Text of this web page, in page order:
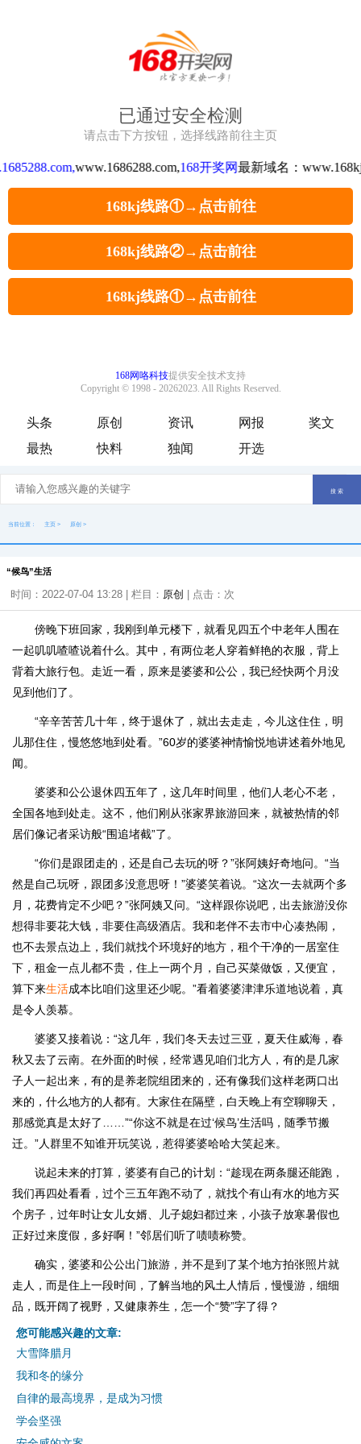
头条 原创 资讯 网报
奖文
最热
快料 独闻 开选
当前位置： 主页 > 原创 >
“候鸟”生活
时间：2022-07-04 13:28 | 栏目： 原创 | 点击： 次
傍晚下班回家，我刚到单元楼下，就看见四五个中老年人围在
一起叽叽喳喳说着什么。其中，有两位老人穿着鲜艳的衣服，背上
背着大旅行包。走近一看，原来是婆婆和公公，我已经快两个月没
见到他们了。
“辛辛苦苦几十年，终于退休了，就出去走走，今儿这住住，明
儿那住住，慢悠悠地到处看。”60岁的婆婆神情愉悦地讲述着外地见
闻。
婆婆和公公退休四五年了，这几年时间里，他们人老心不老，
全国各地到处走。这不，他们刚从张家界旅游回来，就被热情的邻
居们像记者采访般“围追堵截”了。
“你们是跟团走的，还是自己去玩的呀？”张阿姨好奇地问。“当
然是自己玩呀，跟团多没意思呀！”婆婆笑着说。“这次一去就两个多
月，花费肯定不少吧？”张阿姨又问。“这样跟你说吧，出去旅游没你
想得非要花大钱，非要住高级酒店。我和老伴不去市中心凑热闹，
也不去景点边上，我们就找个环境好的地方，租个干净的一居室住
下，租金一点儿都不贵，住上一两个月，自己买菜做饭，又便宜，
算下来生活成本比咱们这里还少呢。”看着婆婆津津乐道地说着，真
是令人羡慕。
婆婆又接着说：“这几年，我们冬天去过三亚，夏天住威海，春
秋又去了云南。在外面的时候，经常遇见咱们北方人，有的是几家
子人一起出来，有的是养老院组团来的，还有像我们这样老两口出
来的，什么地方的人都有。大家住在隔壁，白天晚上有空聊聊天，
那感觉真是太好了……”“你这不就是在过‘候鸟’生活吗，随季节搬
迁。”人群里不知谁开玩笑说，惹得婆婆哈哈大笑起来。
说起未来的打算，婆婆有自己的计划：“趁现在两条腿还能跑，
我们再四处看看，过个三五年跑不动了，就找个有山有水的地方买
个房子，过年时让女儿女婿、儿子媳妇都过来，小孩子放寒暑假也
正好过来度假，多好啊！”邻居们听了啧啧称赞。
确实，婆婆和公公出门旅游，并不是到了某个地方拍张照片就
走人，而是住上一段时间，了解当地的风土人情后，慢慢游，细细
品，既开阔了视野，又健康养生，怎一个“赞”字了得？
您可能感兴趣的文章:
大雪降腊月
我和冬的缘分
自律的最高境界，是成为习惯
学会坚强